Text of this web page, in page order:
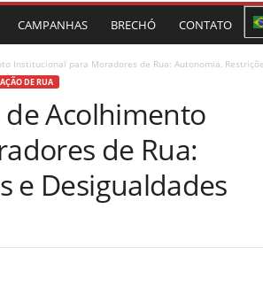
CAMPANHAS BRECHÓ CONTATO
Institucional para Moradores de Rua: Autonomia,
DE RUA
de Acolhimento
de Rua:
e Desigualdades